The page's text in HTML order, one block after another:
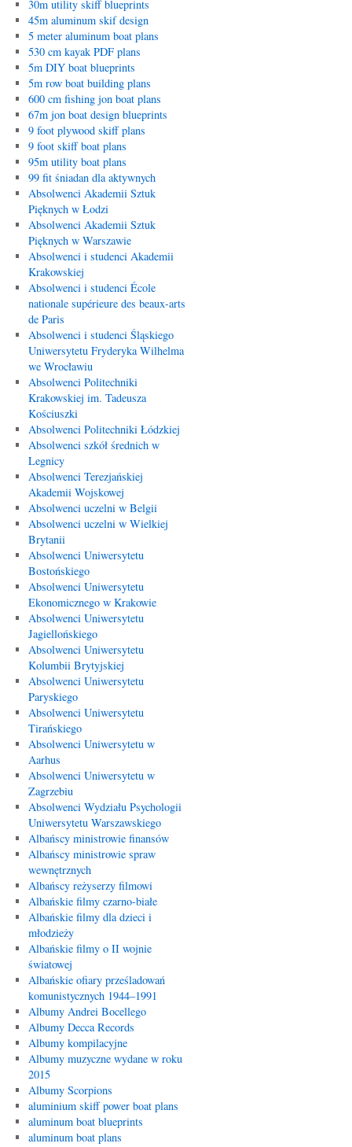
30m utility skiff blueprints
45m aluminum skif design
5 meter aluminum boat plans
530 cm kayak PDF plans
5m DIY boat blueprints
5m row boat building plans
600 cm fishing jon boat plans
67m jon boat design blueprints
9 foot plywood skiff plans
9 foot skiff boat plans
95m utility boat plans
99 fit śniadan dla aktywnych
Absolwenci Akademii Sztuk
Pięknych w Łodzi
Absolwenci Akademii Sztuk
Pięknych w Warszawie
Absolwenci i studenci Akademii
Krakowskiej
Absolwenci i studenci École
nationale supérieure des beaux-arts
de Paris
Absolwenci i studenci Śląskiego
Uniwersytetu Fryderyka Wilhelma
we Wrocławiu
Absolwenci Politechniki
Krakowskiej im. Tadeusza
Kościuszki
Absolwenci Politechniki Łódzkiej
Absolwenci szkół średnich w
Legnicy
Absolwenci Terezjańskiej
Akademii Wojskowej
Absolwenci uczelni w Belgii
Absolwenci uczelni w Wielkiej
Brytanii
Absolwenci Uniwersytetu
Bostońskiego
Absolwenci Uniwersytetu
Ekonomicznego w Krakowie
Absolwenci Uniwersytetu
Jagiellońskiego
Absolwenci Uniwersytetu
Kolumbii Brytyjskiej
Absolwenci Uniwersytetu
Paryskiego
Absolwenci Uniwersytetu
Tirańskiego
Absolwenci Uniwersytetu w
Aarhus
Absolwenci Uniwersytetu w
Zagrzebiu
Absolwenci Wydziału Psychologii
Uniwersytetu Warszawskiego
Albańscy ministrowie finansów
Albańscy ministrowie spraw
wewnętrznych
Albańscy reżyserzy filmowi
Albańskie filmy czarno-białe
Albańskie filmy dla dzieci i
młodzieży
Albańskie filmy o II wojnie
światowej
Albańskie ofiary prześladowań
komunistycznych 1944–1991
Albumy Andrei Bocellego
Albumy Decca Records
Albumy kompilacyjne
Albumy muzyczne wydane w roku
2015
Albumy Scorpions
aluminium skiff power boat plans
aluminum boat blueprints
aluminum boat plans